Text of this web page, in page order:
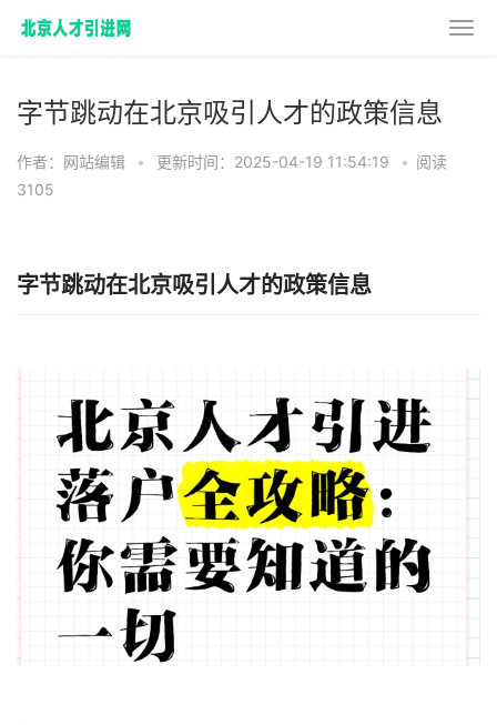
字节跳动在北京吸引人才的政策信息
作者：网站编辑 • 更新时间：2025-04-19 11:54:19 • 阅读
3105
字节跳动在北京吸引人才的政策信息